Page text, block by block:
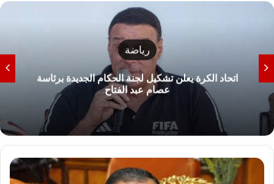
رياضة
اتحاد الكرة يعلن تشكيل لجنة الحكام الجديدة برئاسة
عصام عبد الفتاح
محافظ
الشرقية